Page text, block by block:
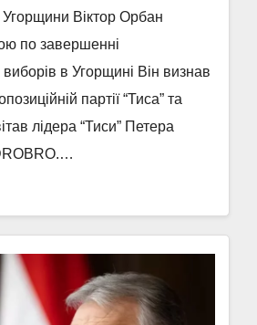
Угорщини Віктор Орбан
по завершенні
в Угорщині Він визнав
партії “Тиса” та
лідера “Тиси” Петера